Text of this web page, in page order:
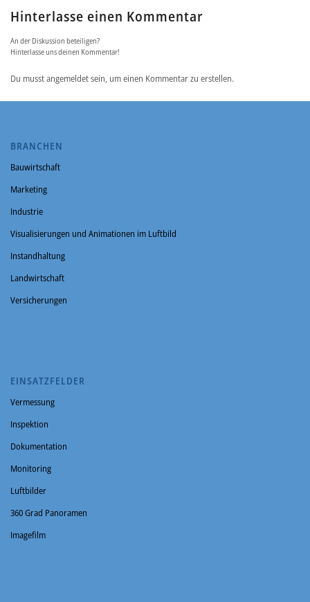
Hinterlasse einen Kommentar
An der Diskussion beteiligen?
Hinterlasse uns deinen Kommentar!
Du musst angemeldet sein, um einen Kommentar zu erstellen.
BRANCHEN
Bauwirtschaft
Marketing
Industrie
Visualisierungen und Animationen im Luftbild
Instandhaltung
Landwirtschaft
Versicherungen
EINSATZFELDER
Vermessung
Inspektion
Dokumentation
Monitoring
Luftbilder
360 Grad Panoramen
Imagefilm